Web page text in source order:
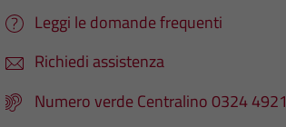
Leggi le domande frequenti
Richiedi assistenza
Numero verde Centralino 0324 4921